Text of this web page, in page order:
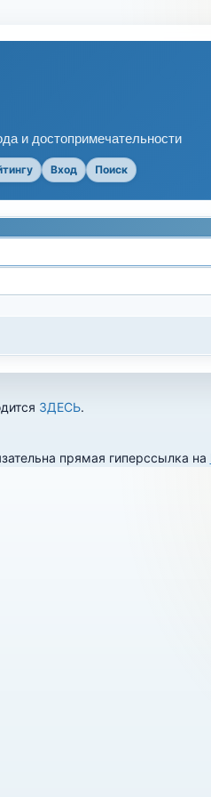
и достопримечательности
Вход Поиск
ЗДЕСЬ.
прямая гиперссылка на